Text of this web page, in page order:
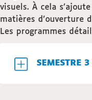
visuels. À cela
matières d'ouverture
Les programmes